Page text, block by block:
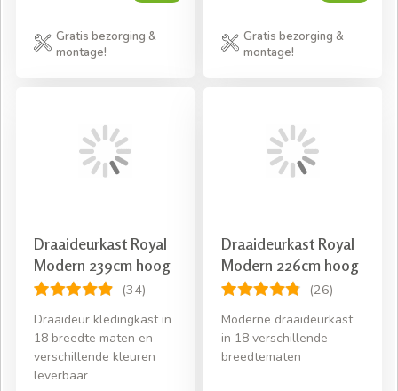
Gratis bezorging &
montage!
Gratis bezorging &
montage!
Draaideurkast Royal
Modern 239cm hoog
(34)
Draaideur kledingkast in
18 breedte maten en
verschillende kleuren
leverbaar
Draaideurkast Royal
Modern 226cm hoog
(26)
Moderne draaideurkast
in 18 verschillende
breedtematen